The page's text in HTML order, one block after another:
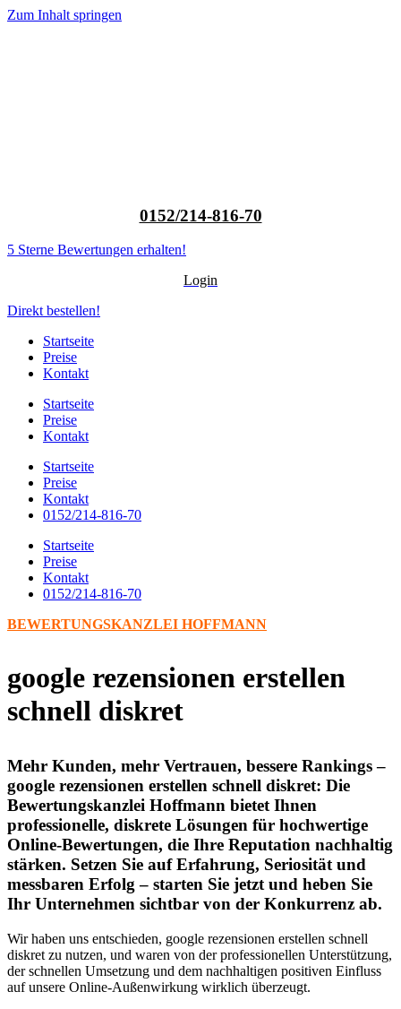
Zum Inhalt springen
0152/214-816-70
5 Sterne Bewertungen erhalten!
Login
Direkt bestellen!
Startseite
Preise
Kontakt
Startseite
Preise
Kontakt
Startseite
Preise
Kontakt
0152/214-816-70
Startseite
Preise
Kontakt
0152/214-816-70
BEWERTUNGSKANZLEI HOFFMANN
google rezensionen erstellen
schnell diskret
Mehr Kunden, mehr Vertrauen, bessere Rankings –
google rezensionen erstellen schnell diskret: Die
Bewertungskanzlei Hoffmann bietet Ihnen
professionelle, diskrete Lösungen für hochwertige
Online-Bewertungen, die Ihre Reputation nachhaltig
stärken. Setzen Sie auf Erfahrung, Seriosität und
messbaren Erfolg – starten Sie jetzt und heben Sie
Ihr Unternehmen sichtbar von der Konkurrenz ab.
Wir haben uns entschieden, google rezensionen erstellen schnell
diskret zu nutzen, und waren von der professionellen Unterstützung,
der schnellen Umsetzung und dem nachhaltigen positiven Einfluss
auf unsere Online‑Außenwirkung wirklich überzeugt.